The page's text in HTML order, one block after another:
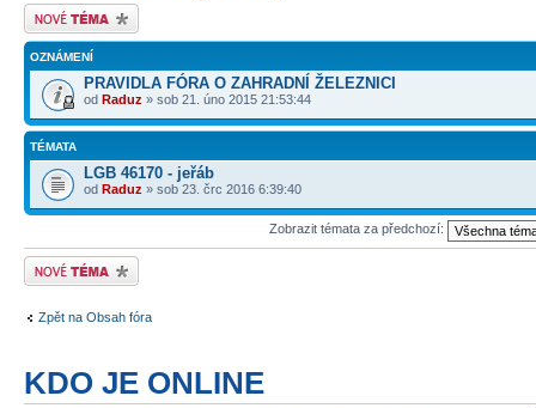
Odeslat nové téma
OZNÁMENÍ
PRAVIDLA FÓRA O ZAHRADNÍ ŽELEZNICI
od Raduz » sob 21. úno 2015 21:53:44
TÉMATA
LGB 46170 - jeřáb
od Raduz » sob 23. črc 2016 6:39:40
Zobrazit témata za předchozí:
Odeslat nové téma
Zpět na Obsah fóra
KDO JE ONLINE